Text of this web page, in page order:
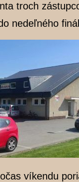
troch
nedeľného
víkendu